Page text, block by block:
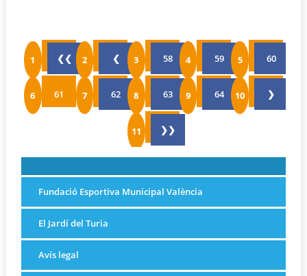
❮❮ ❮ 58 59 60
61 62 63 64 ❯
❯❯
Fundació Esportiva Municipal València
El Jardí del Turia
Avís legal